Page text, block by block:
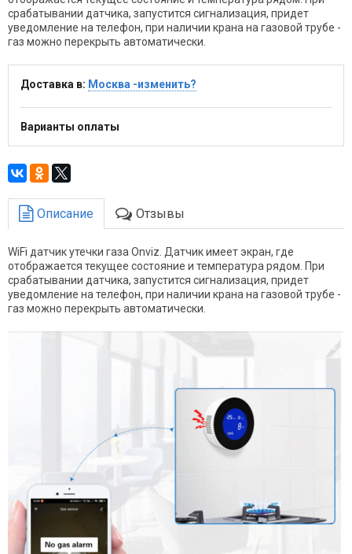
срабатывании датчика, запустится сигнализация, придет
уведомление на телефон, при наличии крана на газовой трубе -
газ можно перекрыть автоматически.
Доставка в: Москва -изменить?
Варианты оплаты
Описание Отзывы
WiFi датчик утечки газа Onviz. Датчик имеет экран, где
отображается текущее состояние и температура рядом. При
срабатывании датчика, запустится сигнализация, придет
уведомление на телефон, при наличии крана на газовой трубе -
газ можно перекрыть автоматически.